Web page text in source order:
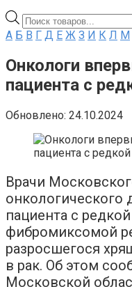
Поиск
товаров
А Б В Г Д Е Ж З И К Л М
Онкологи
пациента с
Обновлено: 24.10.2024
Врачи
онкологического
пациента с
фибромиксомой
разросшегося
в рак. Об этом
Московской